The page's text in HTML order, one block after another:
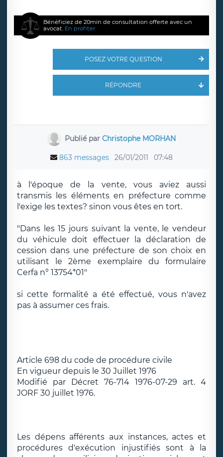
Bénéficiez de 20min de consultation offerte avec un
avocat. En profiter
POSEZ VOTRE QUESTION
RÉPONDRE
Publié parChristophe MORHAN
863 messages 26/01/2011 07:48
à l'époque de la vente, vous aviez aussi
transmis les éléments en préfecture comme
l'exige les textes? sinon vous êtes en tort.
"Dans les 15 jours suivant la vente, le vendeur
du véhicule doit effectuer la déclaration de
cession dans une préfecture de son choix en
utilisant le 2ème exemplaire du formulaire
Cerfa n° 13754*01"
si cette formalité a été effectué, vous n'avez
pas à assumer ces frais.
Article 698 du code de procédure civile
En vigueur depuis le 30 Juillet 1976
Modifié par Décret 76-714 1976-07-29 art. 4
JORF 30 juillet 1976.
Les dépens afférents aux instances, actes et
procédures d'exécution injustifiés sont à la